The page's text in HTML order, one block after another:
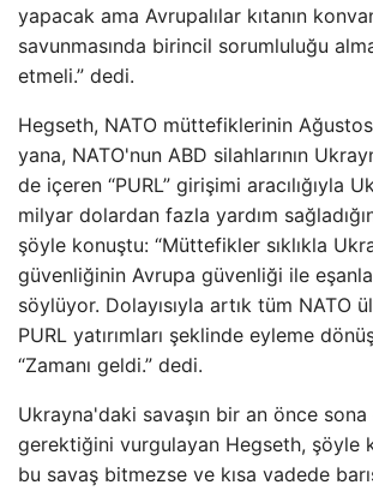
yapacak ama Avrupalılar kıtanın
savunmasında birincil sorumluluğu
etmeli.” dedi.
Hegseth, NATO müttefiklerinin
yana, NATO'nun ABD silahlarının
de içeren “PURL” girişimi aracılığıyla
milyar dolardan fazla yardım
şöyle konuştu: “Müttefikler sıklıkla
güvenliğinin Avrupa güvenliği ile
söylüyor. Dolayısıyla artık tüm NATO
PURL yatırımları şeklinde eyleme
“Zamanı geldi.” dedi.
Ukrayna'daki savaşın bir an önce sona
gerektiğini vurgulayan Hegseth, şöyle
bu savaş bitmezse ve kısa vadede